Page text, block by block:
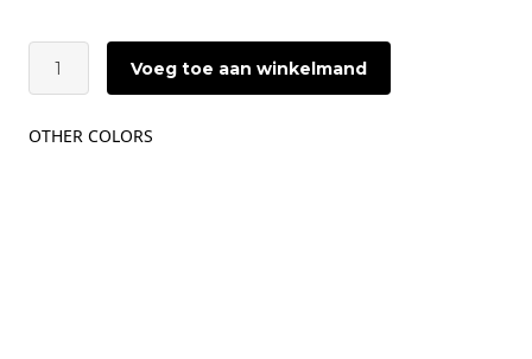
JUNKIE
Oversized
T-
Voeg toe aan winkelmand
OTHER COLORS